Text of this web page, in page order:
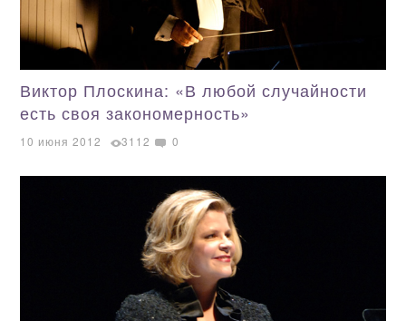
Виктор Плоскина: «В любой случайности
есть своя закономерность»
10 июня 2012 3112 0